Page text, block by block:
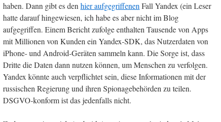
haben. Dann gibt es denhier aufgegriffenenFall Yandex (ein Leser
hatte darauf hingewiesen, ich habe es aber nicht im Blog
aufgegriffen. Einem Bericht zufolge enthalten Tausende von Apps
mit Millionen von Kunden ein Yandex-SDK, das Nutzerdaten von
iPhone- und Android-Geräten sammeln kann. Die Sorge ist, dass
Dritte die Daten dann nutzen können, um Menschen zu verfolgen.
Yandex könnte auch verpflichtet sein, diese Informationen mit der
russischen Regierung und ihren Spionagebehörden zu teilen.
DSGVO-konform ist das jedenfalls nicht.